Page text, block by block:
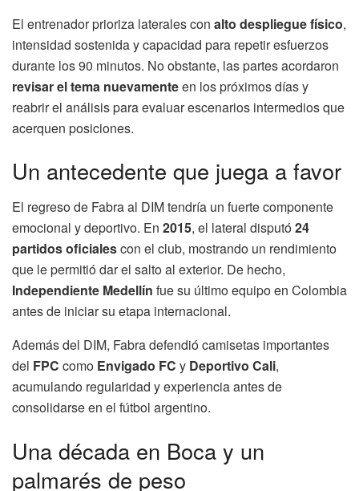
El entrenador prioriza laterales con alto despliegue físico,
intensidad sostenida y capacidad para repetir esfuerzos
durante los 90 minutos. No obstante, las partes acordaron
revisar el tema nuevamenteen los próximos días y
reabrir el análisis para evaluar escenarios intermedios que
acerquen posiciones.
Un antecedente que juega a favor
El regreso de Fabra al DIM tendría un fuerte componente
emocional y deportivo. En 2015, el lateral disputó24
partidos oficialescon el club, mostrando un rendimiento
que le permitió dar el salto al exterior. De hecho,
Independiente Medellín fue su último equipo en Colombia
antes de iniciar su etapa internacional.
Además del DIM, Fabra defendió camisetas importantes
del FPC como Envigado FC y Deportivo Cali,
acumulando regularidad y experiencia antes de
consolidarse en el fútbol argentino.
Una década en Boca y un
palmarés de peso